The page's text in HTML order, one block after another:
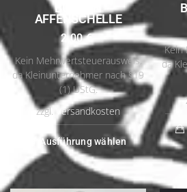
BUTTON
AFFENSCHELLE
2,00€
Kein Mehrwertsteuerausweis,
da Kleinunternehmer nach §19
(1) UStG.
zzgl.
Versandkosten
Ausführung wählen
Kein
da